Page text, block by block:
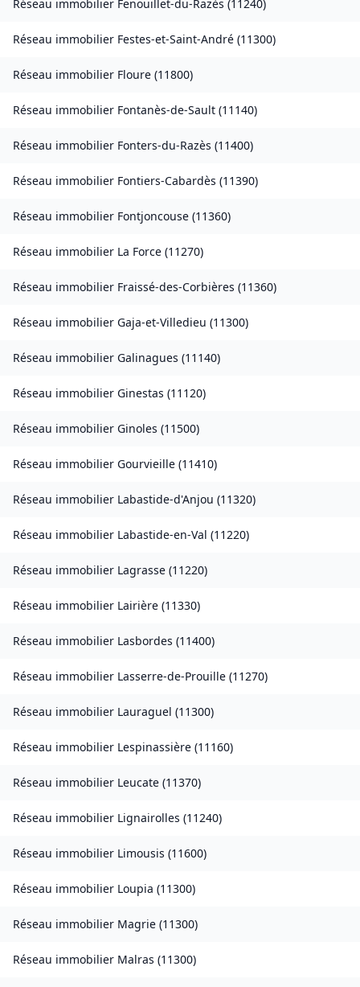
Réseau immobilier Fenouillet-du-Razès (11240)
Réseau immobilier Festes-et-Saint-André (11300)
Réseau immobilier Floure (11800)
Réseau immobilier Fontanès-de-Sault (11140)
Réseau immobilier Fonters-du-Razès (11400)
Réseau immobilier Fontiers-Cabardès (11390)
Réseau immobilier Fontjoncouse (11360)
Réseau immobilier La Force (11270)
Réseau immobilier Fraissé-des-Corbières (11360)
Réseau immobilier Gaja-et-Villedieu (11300)
Réseau immobilier Galinagues (11140)
Réseau immobilier Ginestas (11120)
Réseau immobilier Ginoles (11500)
Réseau immobilier Gourvieille (11410)
Réseau immobilier Labastide-d'Anjou (11320)
Réseau immobilier Labastide-en-Val (11220)
Réseau immobilier Lagrasse (11220)
Réseau immobilier Lairière (11330)
Réseau immobilier Lasbordes (11400)
Réseau immobilier Lasserre-de-Prouille (11270)
Réseau immobilier Lauraguel (11300)
Réseau immobilier Lespinassière (11160)
Réseau immobilier Leucate (11370)
Réseau immobilier Lignairolles (11240)
Réseau immobilier Limousis (11600)
Réseau immobilier Loupia (11300)
Réseau immobilier Magrie (11300)
Réseau immobilier Malras (11300)